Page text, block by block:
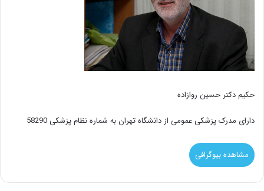
حکیم دکتر حسین روازاده
دارای مدرک پزشکی عمومی از دانشگاه تهران به شماره نظام پزشکی 58290
مشاهده بیوگرافی